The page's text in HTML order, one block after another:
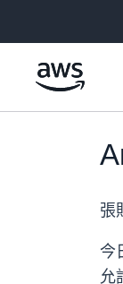
張
今
允